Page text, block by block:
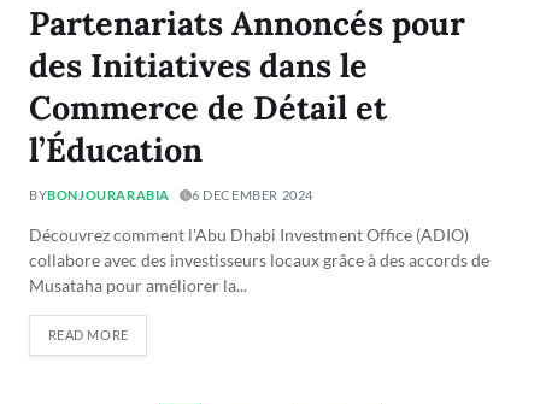
Partenariats Annoncés pour
des Initiatives dans le
Commerce de Détail et
l’Éducation
BYBONJOURARABIA 6 DECEMBER 2024
Découvrez comment l'Abu Dhabi Investment Office (ADIO)
collabore avec des investisseurs locaux grâce à des accords de
Musataha pour améliorer la...
READ MORE